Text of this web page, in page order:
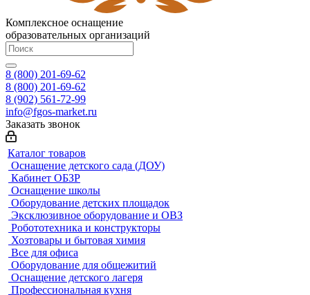
Комплексное оснащение
образовательных организаций
8 (800) 201-69-62
8 (800) 201-69-62
8 (902) 561-72-99
info@fgos-market.ru
Заказать звонок
Каталог товаров
Оснащение детского сада (ДОУ)
Кабинет ОБЗР
Оснащение школы
Оборудование детских площадок
Эксклюзивное оборудование и ОВЗ
Робототехника и конструкторы
Хозтовары и бытовая химия
Все для офиса
Оборудование для общежитий
Оснащение детского лагеря
Профессиональная кухня